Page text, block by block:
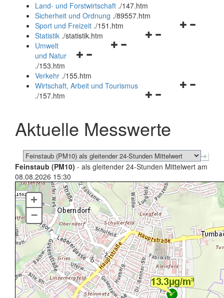
und
schließen
Land- und Forstwirtschaft ./147.htm
Sicherheit und Ordnung ./89557.htm
Navigationsmenü
Sport und Freizeit ./151.htm
Navigationsmenü
Statistik ./statistik.htm
Navigationsmenü
und
schließen
Umwelt
und Natur
./153.htm
Verkehr ./155.htm
Navigationsmenü
schließen
Wirtschaft, Arbeit und Tourismus
./157.htm
Aktuelle Messwerte
Feinstaub (PM10) - als gleitender 24-Stunden Mittelwert am
08.08.2026 15:30
+
–